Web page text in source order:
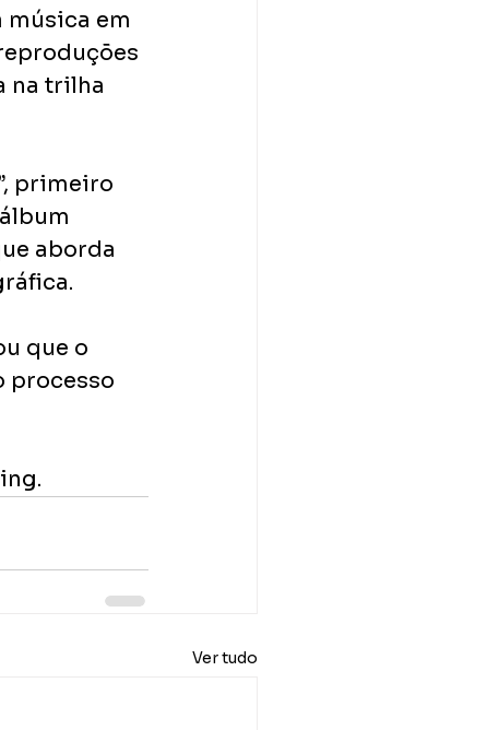
em
na trilha
primeiro
aborda
que o
processo
Ver tudo